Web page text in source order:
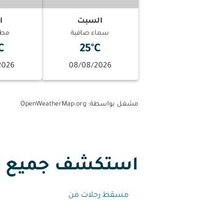
السبت
سماء صافية
25°C
08/08/2026
مشغل بواسطة: OpenWeatherMap.org
استكشف جميع
مسقط رحلات من